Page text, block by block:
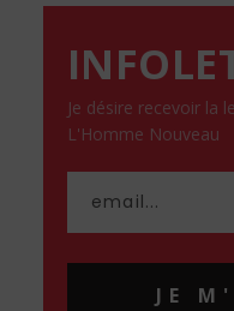
Je désire recevoir la
L'Homme Nouveau
JE